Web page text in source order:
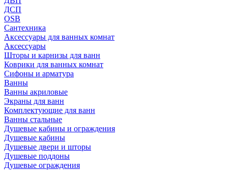
ДСП
OSB
Сантехника
Аксессуары для ванных комнат
Аксессуары
Шторы и карнизы для ванн
Коврики для ванных комнат
Сифоны и арматура
Ванны
Ванны акриловые
Экраны для ванн
Комплектующие для ванн
Ванны стальные
Душевые кабины и ограждения
Душевые кабины
Душевые двери и шторы
Душевые поддоны
Душевые ограждения